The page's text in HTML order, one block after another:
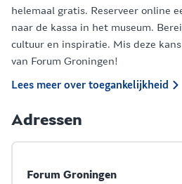
helemaal gratis. Reserveer online
naar de kassa in het museum.
cultuur en inspiratie. Mis deze
van Forum Groningen!
Lees meer over toegankelijkheid
Adressen
Forum Groningen